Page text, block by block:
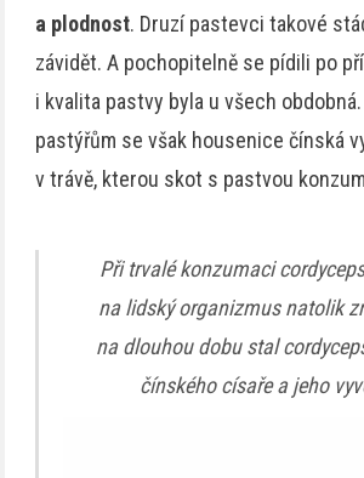
a plodnost. Druzí pastevci takové
závidět. A pochopitelně se pídili po
i kvalita pastvy byla u všech
pastýřům se však housenice čínská
v trávě, kterou skot s pastvou
Při trvalé konzumaci
na lidský organizmus natolik
na dlouhou dobu stal
čínského císaře a jeho